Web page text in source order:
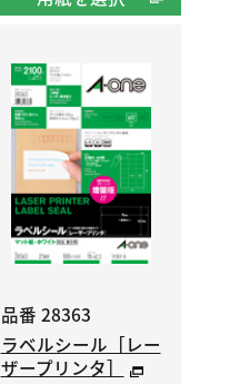
品番 28363
ラベルシール［レー
ザープリンタ］